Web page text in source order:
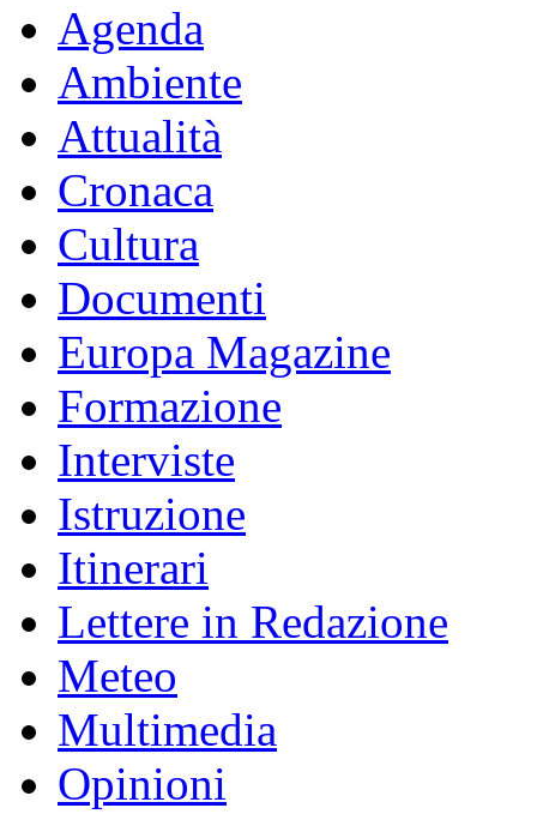
Agenda
Ambiente
Attualità
Cronaca
Cultura
Documenti
Europa Magazine
Formazione
Interviste
Istruzione
Itinerari
Lettere in Redazione
Meteo
Multimedia
Opinioni